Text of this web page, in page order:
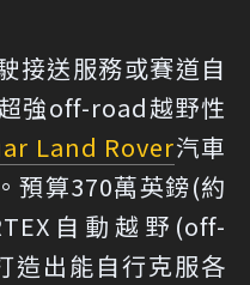
接送服務或賽道自
強off-road越野性
Land Rover汽車
預算370萬英鎊(約
自動越野(off-
造出能自行克服各